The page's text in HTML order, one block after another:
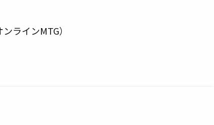
ラインMTG）